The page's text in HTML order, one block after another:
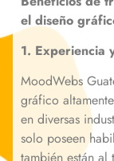
el diseño
1. Experiencia
MoodWebs
gráfico
en diversas
solo poseen